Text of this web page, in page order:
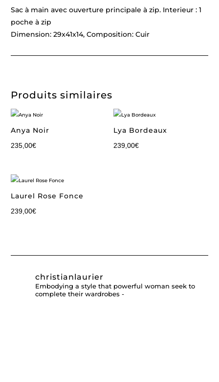
Sac à main avec ouverture principale à zip. Interieur : 1
poche à zip
Dimension: 29x41x14, Composition: Cuir
Produits similaires
Anya Noir
235,00€
Lya Bordeaux
239,00€
Laurel Rose Fonce
239,00€
christianlaurier
Embodying a style that powerful woman seek to
complete their wardrobes -